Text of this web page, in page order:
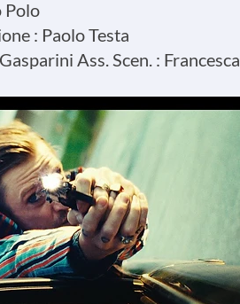
Polo
: Paolo Testa
Ass. Scen. : Francesca